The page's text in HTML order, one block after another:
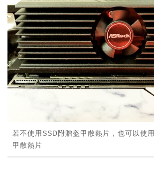
若不使用SSD附贈盔甲散熱片，也可以使
甲散熱片